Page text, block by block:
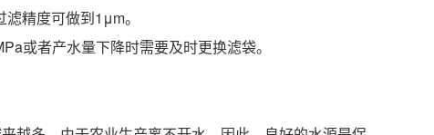
精度可做到1μm。
或者产水量下降时需要及时更换滤袋。